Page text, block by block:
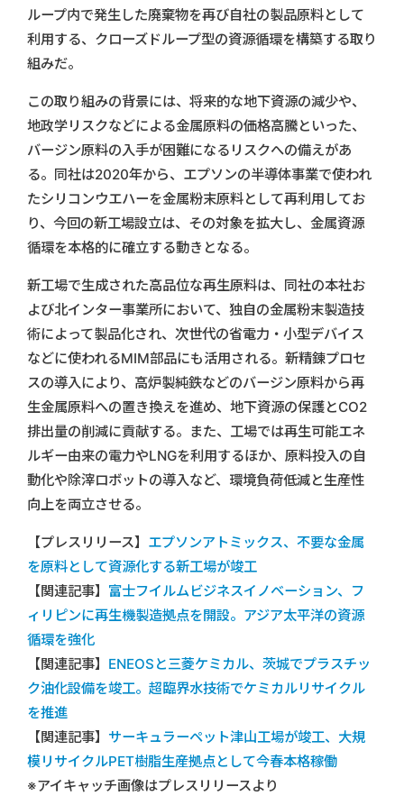
ループ内で発生した廃棄物を再び自社の製品原料として
利用する、クローズドループ型の資源循環を構築する取り
組みだ。
この取り組みの背景には、将来的な地下資源の減少や、
地政学リスクなどによる金属原料の価格高騰といった、
バージン原料の入手が困難になるリスクへの備えがあ
る。同社は2020年から、エプソンの半導体事業で使われ
たシリコンウエハーを金属粉末原料として再利用してお
り、今回の新工場設立は、その対象を拡大し、金属資源
循環を本格的に確立する動きとなる。
新工場で生成された高品位な再生原料は、同社の本社お
よび北インター事業所において、独自の金属粉末製造技
術によって製品化され、次世代の省電力・小型デバイス
などに使われるMIM部品にも活用される。新精錬プロセ
スの導入により、高炉製純鉄などのバージン原料から再
生金属原料への置き換えを進め、地下資源の保護とCO2
排出量の削減に貢献する。また、工場では再生可能エネ
ルギー由来の電力やLNGを利用するほか、原料投入の自
動化や除滓ロボットの導入など、環境負荷低減と生産性
向上を両立させる。
【プレスリリース】 エプソンアトミックス、不要な金属
を原料として資源化する新工場が竣工
【関連記事】 富士フイルムビジネスイノベーション、フ
ィリピンに再生機製造拠点を開設。アジア太平洋の資源
循環を強化
【関連記事】 ENEOSと三菱ケミカル、茨城でプラスチッ
ク油化設備を竣工。超臨界水技術でケミカルリサイクル
を推進
【関連記事】 サーキュラーペット津山工場が竣工、大規
模リサイクルPET樹脂生産拠点として今春本格稼働
※アイキャッチ画像はプレスリリースより